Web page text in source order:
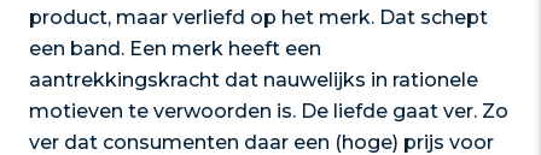
product, maar verliefd op het merk. Dat schept
een band. Een merk heeft een
aantrekkingskracht dat nauwelijks in rationele
motieven te verwoorden is. De liefde gaat ver. Zo
ver dat consumenten daar een (hoge) prijs voor